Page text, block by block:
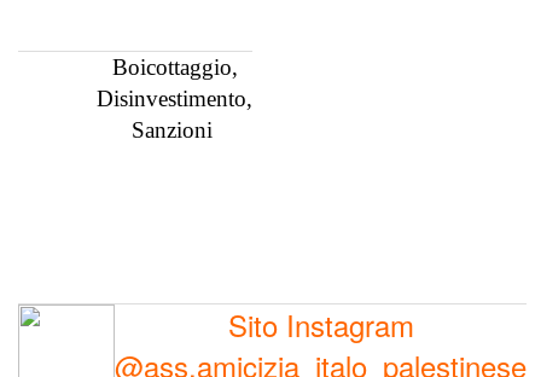
Boicottaggio,
Disinvestimento,
Sanzioni
Sito Instagram
@ass.amicizia_italo_palestinese